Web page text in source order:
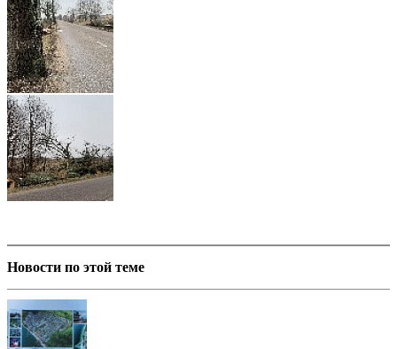
Новости по этой теме